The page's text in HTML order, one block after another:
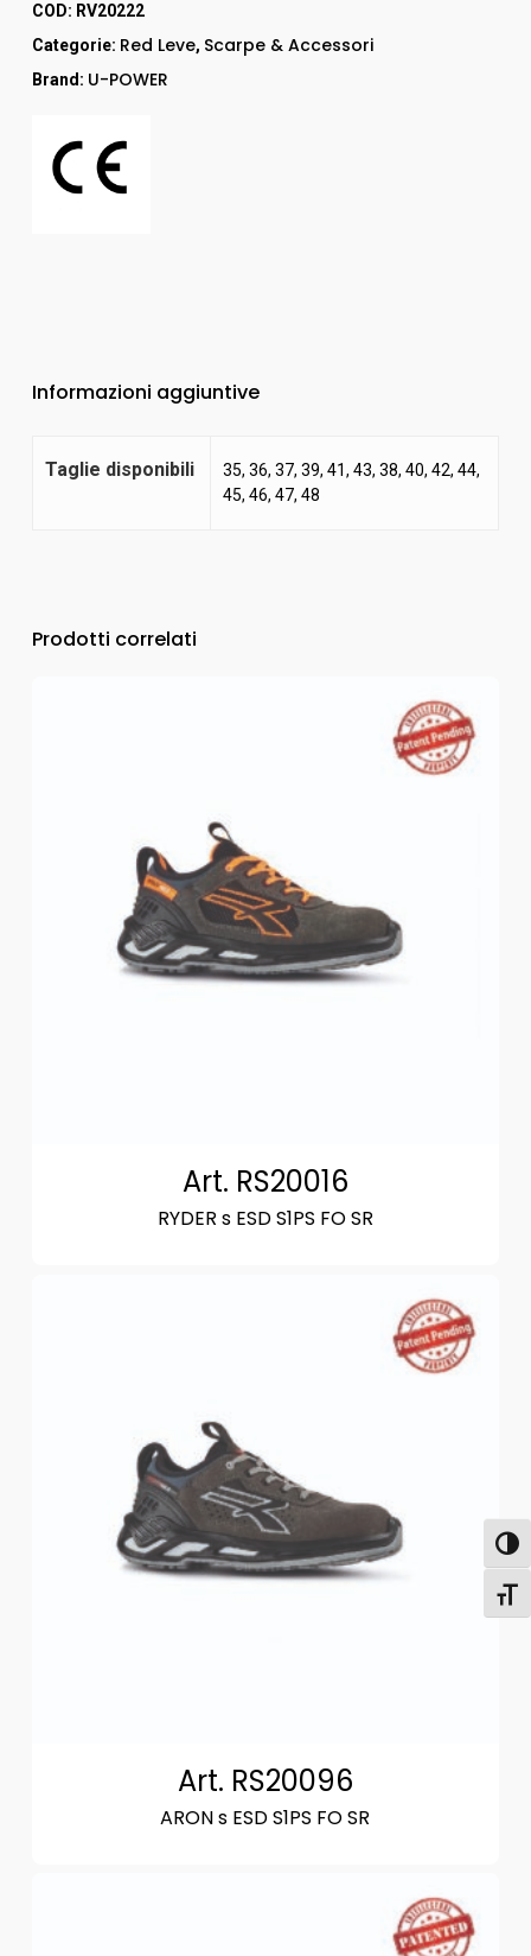
COD: RV20222
Categorie: Red Leve, Scarpe & Accessori
Brand: U-POWER
Informazioni aggiuntive
Taglie disponibili
35, 36, 37, 39, 41, 43, 38, 40, 42, 44,
45, 46, 47, 48
Prodotti correlati
Art. RS20016
RYDER s ESD S1PS FO SR
Art. RS20096
ARON s ESD S1PS FO SR